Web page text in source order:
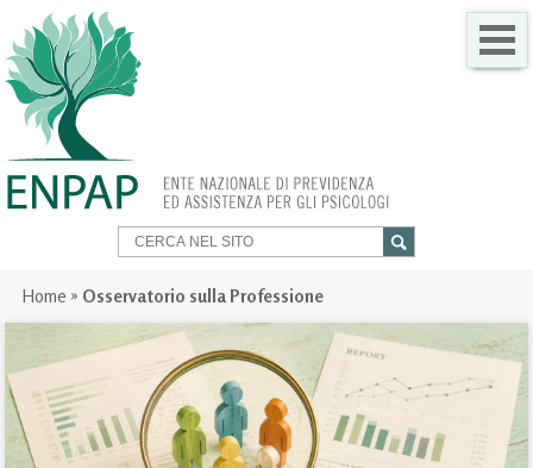
SERVIZI PER TE
TRASPARENZA
NEWS
GARE
CONTATTI
Home » Osservatorio sulla Professione